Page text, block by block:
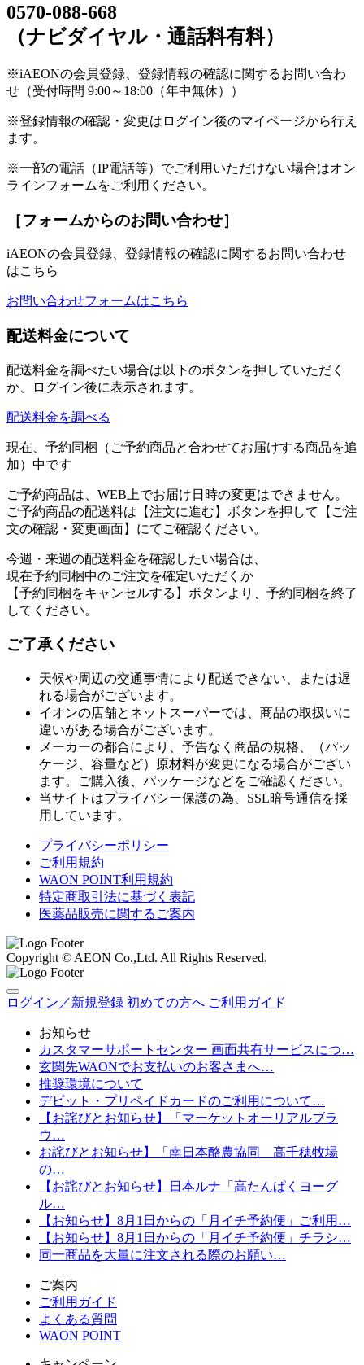
0570-088-668
（ナビダイヤル・通話料有料）
※iAEONの会員登録、登録情報の確認に関するお問い合わ
せ（受付時間 9:00～18:00（年中無休））
※登録情報の確認・変更はログイン後のマイページから行え
ます。
※一部の電話（IP電話等）でご利用いただけない場合はオン
ラインフォームをご利用ください。
［フォームからのお問い合わせ］
iAEONの会員登録、登録情報の確認に関するお問い合わせ
はこちら
お問い合わせフォームはこちら
配送料金について
配送料金を調べたい場合は以下のボタンを押していただく
か、ログイン後に表示されます。
配送料金を調べる
現在、予約同梱（ご予約商品と合わせてお届けする商品を追
加）中です
ご予約商品は、WEB上でお届け日時の変更はできません。
ご予約商品の配送料は【注文に進む】ボタンを押して【ご注
文の確認・変更画面】にてご確認ください。
今週・来週の配送料金を確認したい場合は、
現在予約同梱中のご注文を確定いただくか
【予約同梱をキャンセルする】ボタンより、予約同梱を終了
してください。
ご了承ください
天候や周辺の交通事情により配送できない、または遅
れる場合がございます。
イオンの店舗とネットスーパーでは、商品の取扱いに
違いがある場合がございます。
メーカーの都合により、予告なく商品の規格、（パッ
ケージ、容量など）原材料が変更になる場合がござい
ます。ご購入後、パッケージなどをご確認ください。
当サイトはプライバシー保護の為、SSL暗号通信を採
用しています。
プライバシーポリシー
ご利用規約
WAON POINT利用規約
特定商取引法に基づく表記
医薬品販売に関するご案内
Copyright © AEON Co.,Ltd. All Rights Reserved.
ログイン／新規登録 初めての方へ ご利用ガイド
お知らせ
カスタマーサポートセンター 画面共有サービスにつ…
玄関先WAONでお支払いのお客さまへ…
推奨環境について
デビット・プリペイドカードのご利用について…
【お詫びとお知らせ】「マーケットオーリアルブラ
ウ…
お詫びとお知らせ】「南日本酪農協同 高千穂牧場
の…
【お詫びとお知らせ】日本ルナ「高たんぱくヨーグ
ル…
【お知らせ】8月1日からの「月イチ予約便」ご利用…
【お知らせ】8月1日からの「月イチ予約便」チラシ…
同一商品を大量に注文される際のお願い…
ご案内
ご利用ガイド
よくある質問
WAON POINT